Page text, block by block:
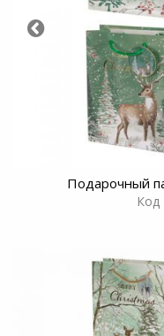
Подарочный
Код